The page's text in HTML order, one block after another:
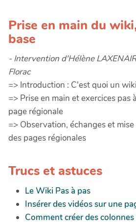
Prise en main du
base
- Intervention d'Hélène
Florac
=> Introduction : C'est quoi un
=> Prise en main et exercices pas
page régionale
=> Observation, échanges et
des pages régionales
Trucs et astuces
Le Wiki Pas à pas
Insérer des vidéos sur une
Comment créer des colonnes